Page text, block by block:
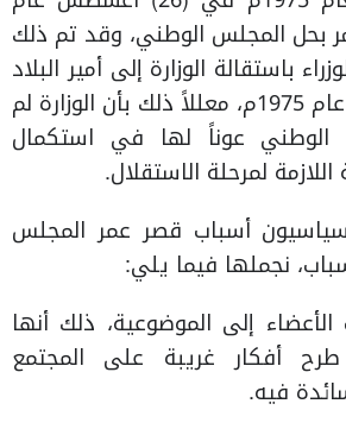
بحل المجلس الوطني، وقد تم ذلك
باستقالة الوزارة إلى أمير البلاد
في (24) أغسطس عام 1975م، معللاً ذلك بأن الوزارة لم
عوناً لها في استكمال
لمرحلة الاستقلال.
أسباب قصر عمر المجلس
نجملها فيما يلي:
إلى الموضوعية، ذلك أنها
أفكار غريبة على المجتمع
فيه.